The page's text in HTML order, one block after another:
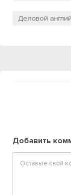
Деловой
Добавить